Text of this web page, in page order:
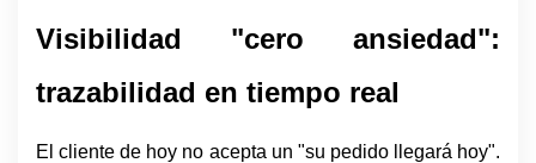
Visibilidad "cero ansiedad":
trazabilidad en tiempo real
El cliente de hoy no acepta un "su pedido llegará hoy".